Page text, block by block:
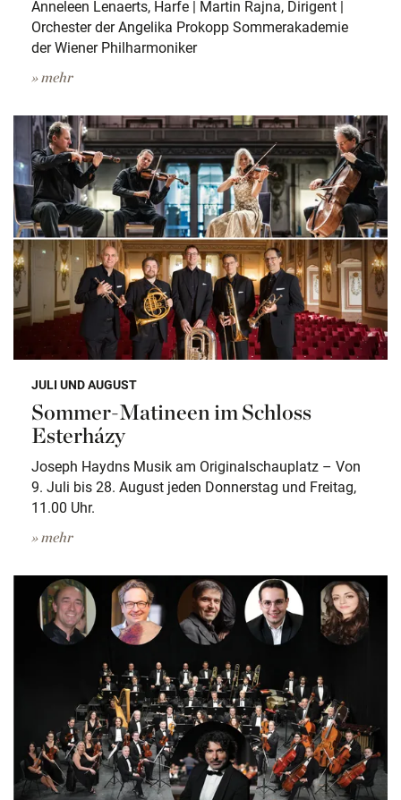
Anneleen Lenaerts, Harfe | Martin Rajna, Dirigent |
Orchester der Angelika Prokopp Sommerakademie
der Wiener Philharmoniker
» mehr
JULI UND AUGUST
Sommer-Matineen im Schloss
Esterházy
Joseph Haydns Musik am Originalschauplatz – Von
9. Juli bis 28. August jeden Donnerstag und Freitag,
11.00 Uhr.
» mehr